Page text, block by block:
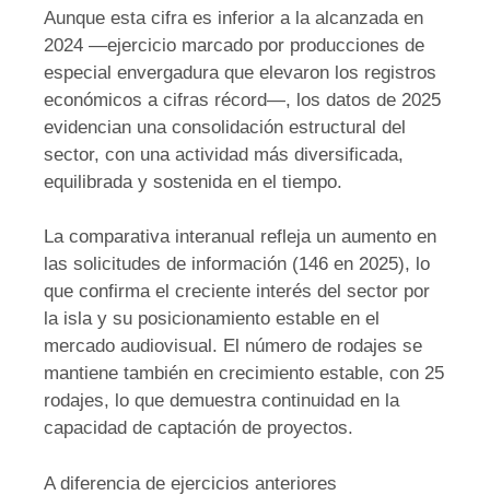
Aunque esta cifra es inferior a la alcanzada en
2024 —ejercicio marcado por producciones de
especial envergadura que elevaron los registros
económicos a cifras récord—, los datos de 2025
evidencian una consolidación estructural del
sector, con una actividad más diversificada,
equilibrada y sostenida en el tiempo.
La comparativa interanual refleja un aumento en
las solicitudes de información (146 en 2025), lo
que confirma el creciente interés del sector por
la isla y su posicionamiento estable en el
mercado audiovisual. El número de rodajes se
mantiene también en crecimiento estable, con 25
rodajes, lo que demuestra continuidad en la
capacidad de captación de proyectos.
A diferencia de ejercicios anteriores